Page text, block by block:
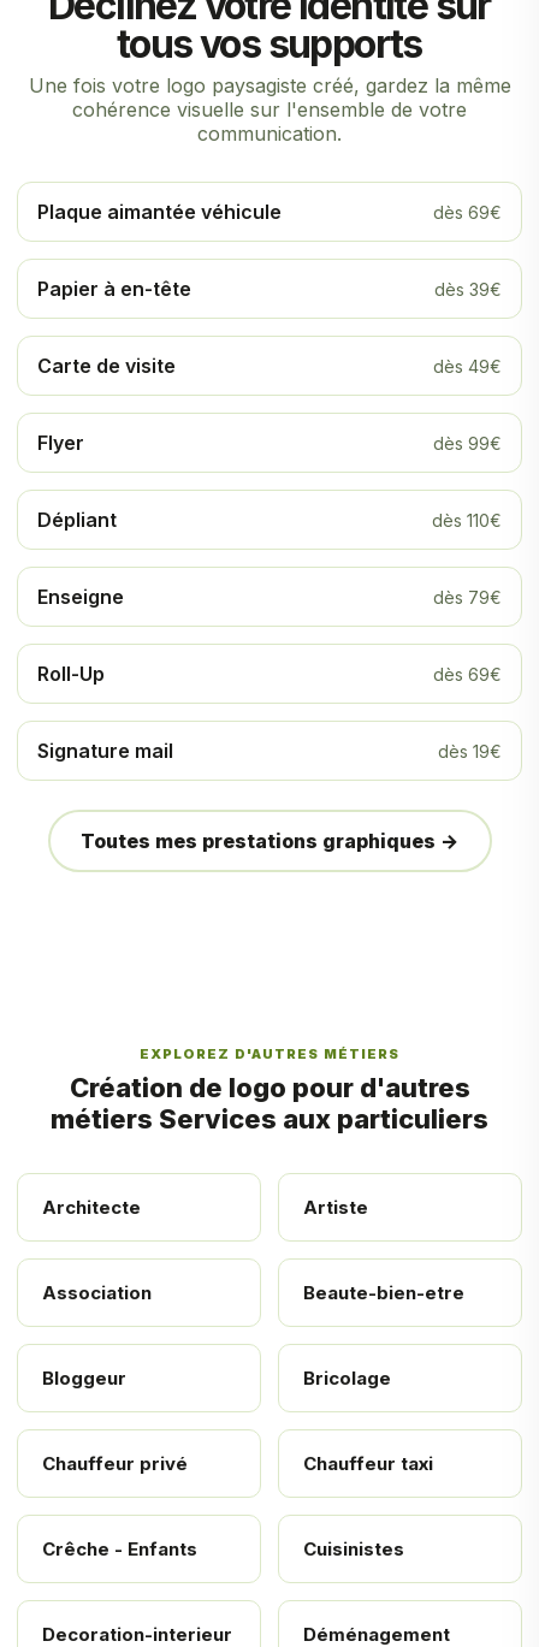
tous vos supports
Une fois votre logo paysagiste créé, gardez la même
cohérence visuelle sur l'ensemble de votre
communication.
Plaque aimantée véhicule dès 69€
Papier à en-tête dès 39€
Carte de visite dès 49€
Flyer dès 99€
Dépliant dès 110€
Enseigne dès 79€
Roll-Up dès 69€
Signature mail dès 19€
Toutes mes prestations graphiques →
EXPLOREZ D'AUTRES MÉTIERS
Création de logo pour d'autres
métiers Services aux particuliers
Architecte Artiste
Association Beaute-bien-etre
Bloggeur Bricolage
Chauffeur privé Chauffeur taxi
Crêche - Enfants Cuisinistes
Decoration-interieur Déménagement